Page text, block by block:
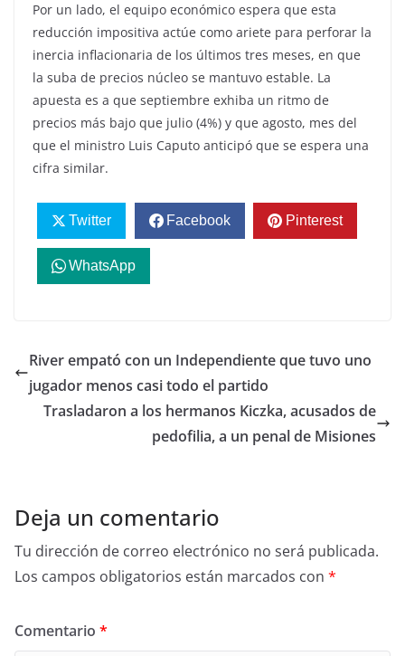
Por un lado, el equipo económico espera que esta
reducción impositiva actúe como ariete para perforar la
inercia inflacionaria de los últimos tres meses, en que
la suba de precios núcleo se mantuvo estable. La
apuesta es a que septiembre exhiba un ritmo de
precios más bajo que julio (4%) y que agosto, mes del
que el ministro Luis Caputo anticipó que se espera una
cifra similar.
Twitter Facebook Pinterest
WhatsApp
River empató con un Independiente que tuvo uno
jugador menos casi todo el partido
Trasladaron a los hermanos Kiczka, acusados de
pedofilia, a un penal de Misiones
Deja un comentario
Tu dirección de correo electrónico no será publicada.
Los campos obligatorios están marcados con *
Comentario *